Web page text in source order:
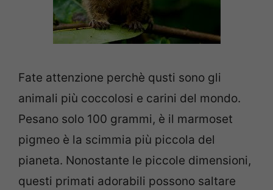
Fate attenzione perchè qusti sono gli
animali più coccolosi e carini del mondo.
Pesano solo 100 grammi, è il marmoset
pigmeo è la scimmia più piccola del
pianeta. Nonostante le piccole dimensioni,
questi primati adorabili possono saltare